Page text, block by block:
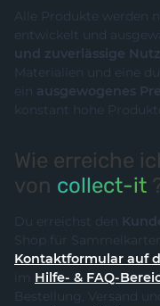
Alle Produkte werden
entwickelt und
und zuverlässige
Materialien und eine
ein ausgewogenes
konstant hohe
Wie erreiche
von collect-it
Du erreichst den
Kontaktformular auf
im Hilfe- & FAQ-
Bestellung, Versand